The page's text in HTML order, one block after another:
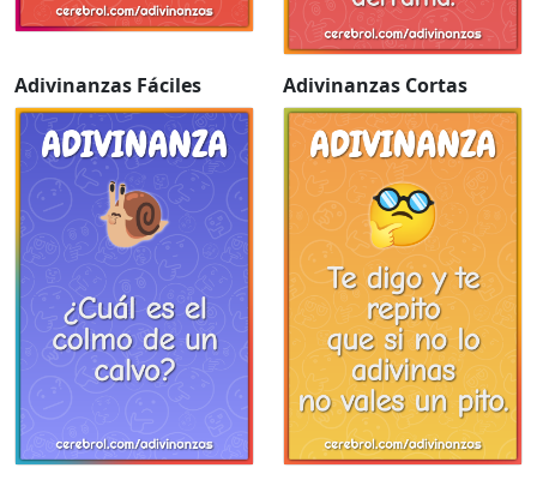
Adivinanzas Fáciles Adivinanzas Cortas